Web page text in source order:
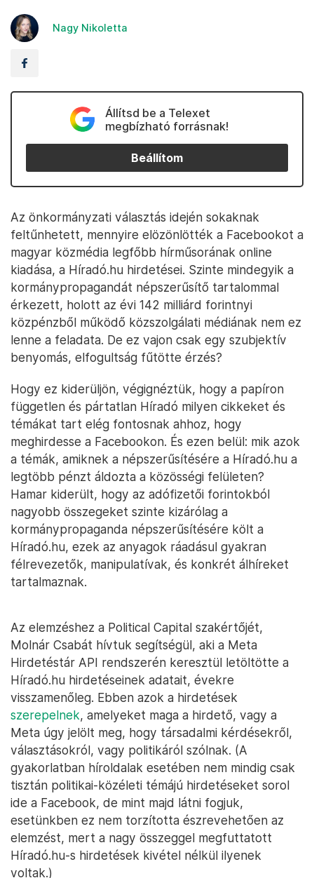
Nagy Nikoletta
Állítsd be a Telexet
megbízható forrásnak!
Beállítom
Az önkormányzati választás idején sokaknak
feltűnhetett, mennyire elözönlötték a Facebookot a
magyar közmédia legfőbb hírműsorának online
kiadása, a Híradó.hu hirdetései. Szinte mindegyik a
kormánypropagandát népszerűsítő tartalommal
érkezett, holott az évi 142 milliárd forintnyi
közpénzből működő közszolgálati médiának nem ez
lenne a feladata. De ez vajon csak egy szubjektív
benyomás, elfogultság fűtötte érzés?
Hogy ez kiderüljön, végignéztük, hogy a papíron
független és pártatlan Híradó milyen cikkeket és
témákat tart elég fontosnak ahhoz, hogy
meghirdesse a Facebookon. És ezen belül: mik azok
a témák, amiknek a népszerűsítésére a Híradó.hu a
legtöbb pénzt áldozta a közösségi felületen?
Hamar kiderült, hogy az adófizetői forintokból
nagyobb összegeket szinte kizárólag a
kormánypropaganda népszerűsítésére költ a
Híradó.hu, ezek az anyagok ráadásul gyakran
félrevezetők, manipulatívak, és konkrét álhíreket
tartalmaznak.
Az elemzéshez a Political Capital szakértőjét,
Molnár Csabát hívtuk segítségül, aki a Meta
Hirdetéstár API rendszerén keresztül letöltötte a
Híradó.hu hirdetéseinek adatait, évekre
visszamenőleg. Ebben azok a hirdetések
szerepelnek, amelyeket maga a hirdető, vagy a
Meta úgy jelölt meg, hogy társadalmi kérdésekről,
választásokról, vagy politikáról szólnak. (A
gyakorlatban híroldalak esetében nem mindig csak
tisztán politikai-közéleti témájú hirdetéseket sorol
ide a Facebook, de mint majd látni fogjuk,
esetünkben ez nem torzította észrevehetően az
elemzést, mert a nagy összeggel megfuttatott
Híradó.hu-s hirdetések kivétel nélkül ilyenek
voltak.)